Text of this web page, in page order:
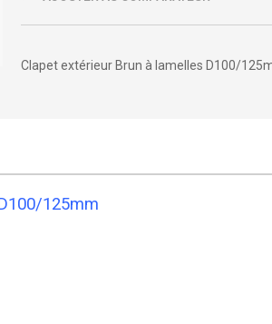
Clapet extérieur Brun à lamelles D100/
125mm